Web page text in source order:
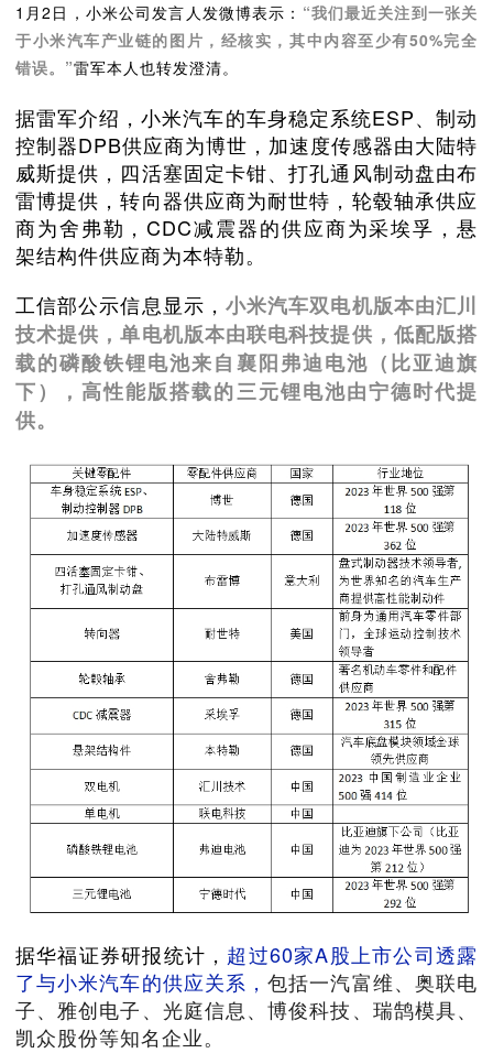
1月2日，小米公司发言人发微博表示： “我们最近关注到一张关
于小米汽车产业链的图片，经核实，其中内容至少有50%完全
错误。”雷军本人也转发澄清。
据雷军介绍，小米汽车的车身稳定系统ESP、制动
控制器DPB供应商为博世，加速度传感器由大陆特
威斯提供，四活塞固定卡钳、打孔通风制动盘由布
雷博提供，转向器供应商为耐世特，轮毂轴承供应
商为舍弗勒，CDC减震器的供应商为采埃孚，悬
架结构件供应商为本特勒。
工信部公示信息显示， 小米汽车双电机版本由汇川
技术提供，单电机版本由联电科技提供，低配版搭
载的磷酸铁锂电池来自襄阳弗迪电池（比亚迪旗
下），高性能版搭载的三元锂电池由宁德时代提
供。
据华福证券研报统计， 超过60家A股上市公司透露
了与小米汽车的供应关系，包括一汽富维、奥联电
子、雅创电子、光庭信息、博俊科技、瑞鹄模具、
凯众股份等知名企业。